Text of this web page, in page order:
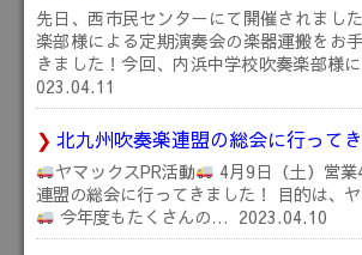
先日、西市民センターにて開催されまし
楽部様による定期演奏会の楽器運搬をお
きました！今回、内浜中学校吹奏楽部様
023.04.11
北九州吹奏楽連盟の総会に行って
ヤマックスPR活動
4月9日（土）営
連盟の総会に行ってきました！ 目的は、
今年度もたくさんの… 2023.04.10